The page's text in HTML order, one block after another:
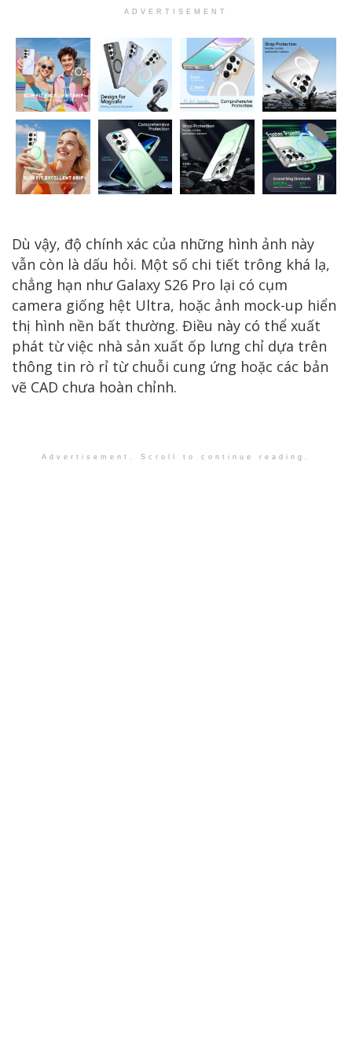
ADVERTISEMENT
Dù vậy, độ chính xác của những hình ảnh này
vẫn còn là dấu hỏi. Một số chi tiết trông khá lạ,
chẳng hạn như Galaxy S26 Pro lại có cụm
camera giống hệt Ultra, hoặc ảnh mock-up hiển
thị hình nền bất thường. Điều này có thể xuất
phát từ việc nhà sản xuất ốp lưng chỉ dựa trên
thông tin rò rỉ từ chuỗi cung ứng hoặc các bản
vẽ CAD chưa hoàn chỉnh.
Advertisement. Scroll to continue reading.